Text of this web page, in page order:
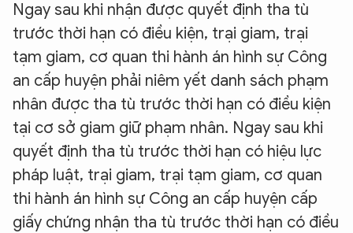
Ngay sau khi nhận được quyết định tha tù
trước thời hạn có điều kiện, trại giam, trại
tạm giam, cơ quan thi hành án hình sự Công
an cấp huyện phải niêm yết danh sách phạm
nhân được tha tù trước thời hạn có điều kiện
tại cơ sở giam giữ phạm nhân. Ngay sau khi
quyết định tha tù trước thời hạn có hiệu lực
pháp luật, trại giam, trại tạm giam, cơ quan
thi hành án hình sự Công an cấp huyện cấp
giấy chứng nhận tha tù trước thời hạn có điều